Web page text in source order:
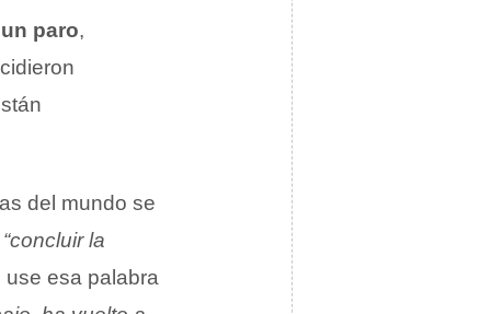
paro,
del mundo se
“concluir la
esa palabra